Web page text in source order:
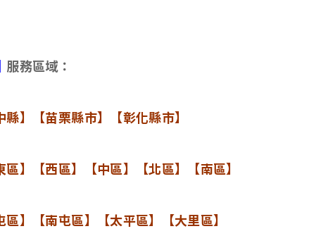
服務區域：
縣】【苗栗縣市】【彰化縣市】
區】【西區】【中區】【北區】【南區】
區】【南屯區】【太平區】【大里區】